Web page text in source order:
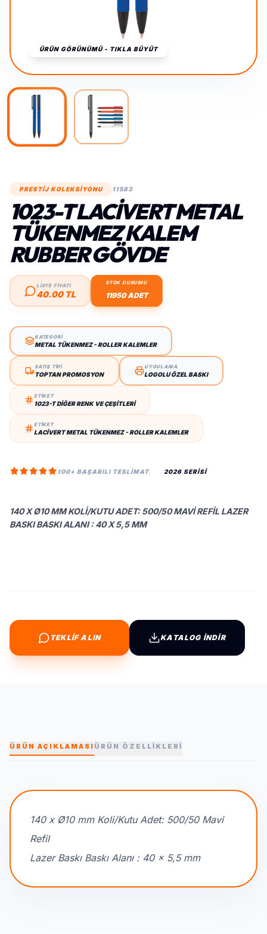
ÜRÜN GÖRÜNÜMÜ - TIKLA BÜYÜT
PRESTİJ KOLEKSİYONU 11583
1023-T LACIVERT METAL
TÜKENMEZ KALEM
RUBBER GÖVDE
LİSTE FİYATI
40.00 TL
STOK DURUMU
11950 ADET
KATEGORİ
METAL TÜKENMEZ - ROLLER KALEMLER
SATIŞ TİPİ
TOPTAN PROMOSYON
UYGULAMA
LOGOLU ÖZEL BASKI
ETİKET
1023-T DIĞER RENK VE ÇEŞITLERI
ETİKET
LACIVERT METAL TÜKENMEZ - ROLLER KALEMLER
100+ BAŞARILI TESLIMAT 2026 SERİSİ
140 X Ø10 MM KOLI/KUTU ADET: 500/50 MAVI REFIL LAZER
BASKI BASKI ALANI : 40 X 5,5 MM
TEKLİF ALIN KATALOG İNDİR
ÜRÜN AÇIKLAMASI ÜRÜN ÖZELLİKLERİ
140 x Ø10 mm Koli/Kutu Adet: 500/50 Mavi
Refil
Lazer Baskı Baskı Alanı : 40 x 5,5 mm